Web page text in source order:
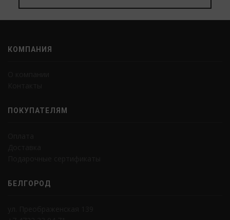
КОМПАНИЯ
ПОКУПАТЕЛЯМ
БЕЛГОРОД